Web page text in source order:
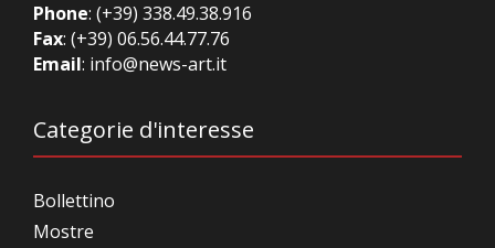
Phone: (+39) 338.49.38.916
Fax: (+39) 06.56.44.77.76
Email: info@news-art.it
Categorie d'interesse
Bollettino
Mostre